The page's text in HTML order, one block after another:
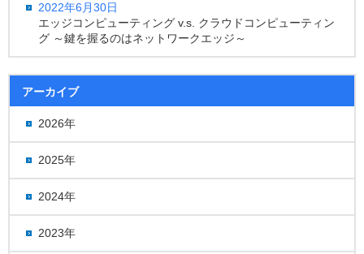
2022年6月30日
エッジコンピューティング v.s. クラウドコンピューティン
グ ～鍵を握るのはネットワークエッジ～
アーカイブ
2026年
2025年
2024年
2023年